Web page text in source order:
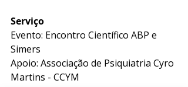
Serviço
Evento: Encontro Científico ABP e
Simers
Apoio: Associação de Psiquiatria Cyro
Martins - CCYM